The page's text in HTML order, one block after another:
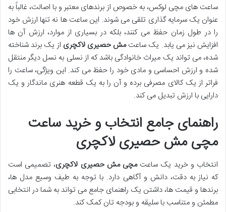
ساعت های مچی لوکس، به خصوص از برندهای معتبر و با اصالت، غالباً به
عنوان یک سرمایه گذاری تلقی می شوند. این ساعت ها نه تنها ارزش خود
را در طول زمان حفظ می کنند، بلکه در بسیاری از موارد، ارزش آن ها
افزایش نیز می یابد. یک ساعتمش حصیری لاکچری از یک برند شناخته
شده، می تواند یک میراث خانوادگی باشد که از نسلی به نسل دیگر منتقل
شده و ارزش احساسی و مادی خود را حفظ می کند. این ویژگی، ساعت را
فراتر از یک کالای مصرفی برده و آن را به یک قطعه هنری ماندگار و یک
دارایی با ارزش تبدیل می کند.
راهنمای جامع انتخاب و خرید ساعت
مچی مش حصیری لاکچری
انتخاب و خرید یک ساعتمچی مش حصیری لاکچری، تصمیمی است
که نیاز به دقت، دانش و آگاهی دارد. با توجه به طیف وسیع مدل ها،
برندها و قیمت ها، داشتن یک راهنمای جامع می تواند به شما در انتخابی
مطمئن و متناسب با سلیقه و بودجه تان کمک کند.